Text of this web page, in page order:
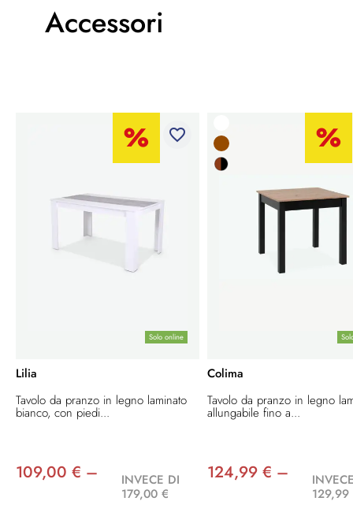
Accessori
Solo online
favorite_border
Lilia
Tavolo da pranzo in legno laminato
bianco, con piedi...
109,00 € –
INVECE DI
179,00 €
Colima
Tavolo da pranzo in legno
allungabile fino a...
124,99 € –